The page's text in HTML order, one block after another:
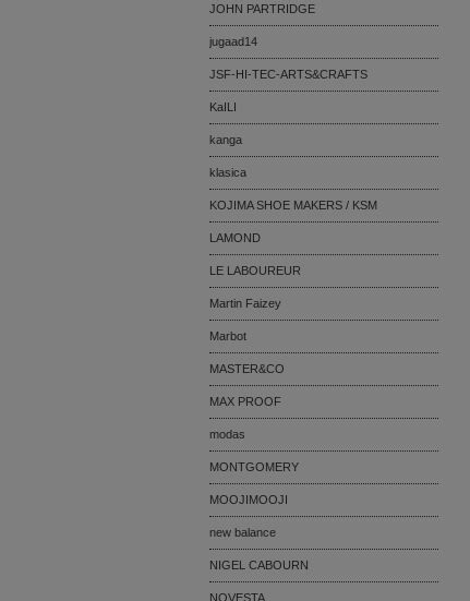
JOHN PARTRIDGE
jugaad14
JSF-HI-TEC-ARTS&CRAFTS
KaILI
kanga
klasica
KOJIMA SHOE MAKERS / KSM
LAMOND
LE LABOUREUR
Martin Faizey
Marbot
MASTER&CO
MAX PROOF
modas
MONTGOMERY
MOOJIMOOJI
new balance
NIGEL CABOURN
NOVESTA